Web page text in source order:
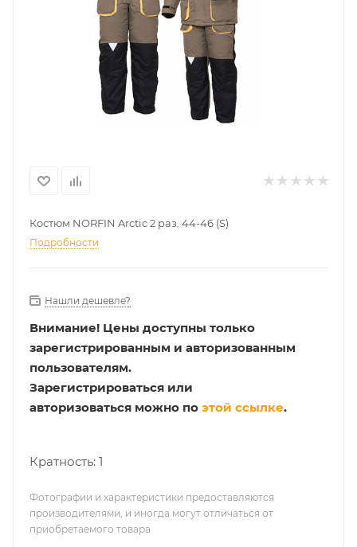
Костюм NORFIN Arctic 2 раз. 44-46 (S)
Подробности
Нашли дешевле?
Внимание! Цены доступны только
зарегистрированным и авторизованным
пользователям.
Зарегистрироваться или
авторизоваться можно по этой ссылке.
Кратность: 1
Фотографии и характеристики предоставляются
производителями, и иногда могут отличаться от
приобретаемого товара